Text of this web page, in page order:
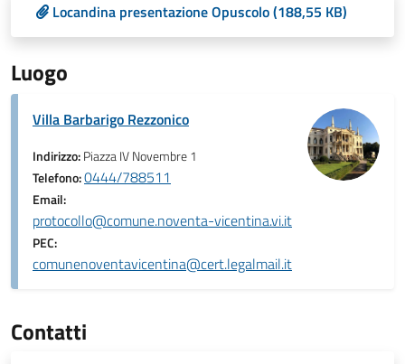
Locandina presentazione Opuscolo (188,55 KB)
Luogo
Villa Barbarigo Rezzonico
Indirizzo:Piazza IV Novembre 1
Telefono:0444/788511
Email:
protocollo@comune.noventa-vicentina.vi.it
PEC:
comunenoventavicentina@cert.legalmail.it
Contatti